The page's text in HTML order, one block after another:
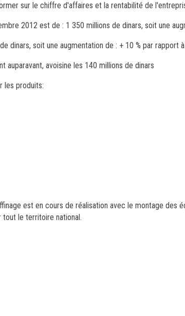
sur le chiffre d'affaires et la rentabilité de
2012 est de : 1 350 millions de dinars, soit une
dinars, soit une augmentation de : + 10 % par rapport
auparavant, avoisine les 140 millions de dinars
les produits:
est en cours de réalisation avec le montage des
le territoire national.